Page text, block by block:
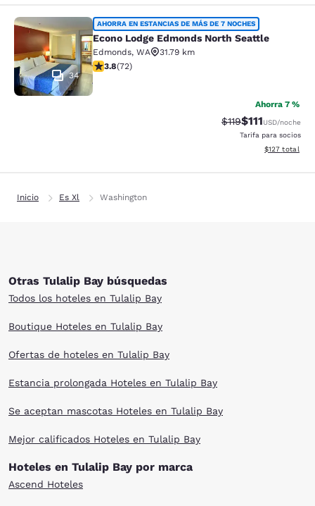
Econo Lodge Edmonds North
34
AHORRA EN ESTANCIAS DE MÁS DE 7 NOCHES
Econo Lodge Edmonds North Seattle
Edmonds, WA
31.79 km
calificación de 3.82 estrellas. Bueno. 72 reseñas
3.8(72)
Ahorra 7 %
Precio tachado:
$119Precio con
$111USD/noche
Tarifa para socios
Ver detalles
$127 total
Inicio Es Xl Washington
Otras Tulalip Bay búsquedas
Todos los hoteles en Tulalip Bay
Boutique Hoteles en Tulalip Bay
Ofertas de hoteles en Tulalip Bay
Estancia prolongada Hoteles en Tulalip Bay
Se aceptan mascotas Hoteles en Tulalip Bay
Mejor calificados Hoteles en Tulalip Bay
Hoteles en Tulalip Bay por marca
Ascend Hoteles